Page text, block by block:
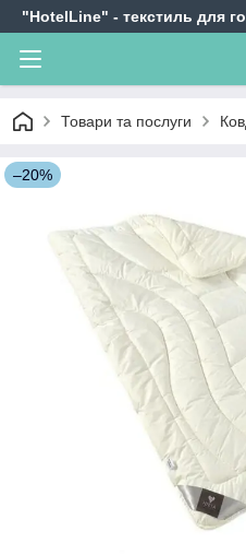
"HotelLine" - текстиль для
Товари та послуги
–20%